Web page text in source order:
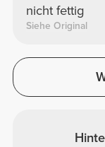
nicht fettig
Siehe Original